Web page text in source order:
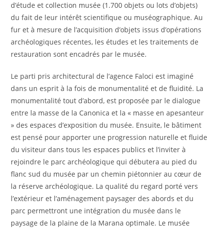
d’étude et collection musée (1.700 objets ou lots d’objets)
du fait de leur intérêt scientifique ou muséographique. Au
fur et à mesure de l’acquisition d’objets issus d’opérations
archéologiques récentes, les études et les traitements de
restauration sont encadrés par le musée.
Le parti pris architectural de l’agence Faloci est imaginé
dans un esprit à la fois de monumentalité et de fluidité. La
monumentalité tout d’abord, est proposée par le dialogue
entre la masse de la Canonica et la « masse en apesanteur
» des espaces d’exposition du musée. Ensuite, le bâtiment
est pensé pour apporter une progression naturelle et fluide
du visiteur dans tous les espaces publics et l’inviter à
rejoindre le parc archéologique qui débutera au pied du
flanc sud du musée par un chemin piétonnier au cœur de
la réserve archéologique. La qualité du regard porté vers
l’extérieur et l’aménagement paysager des abords et du
parc permettront une intégration du musée dans le
paysage de la plaine de la Marana optimale. Le musée